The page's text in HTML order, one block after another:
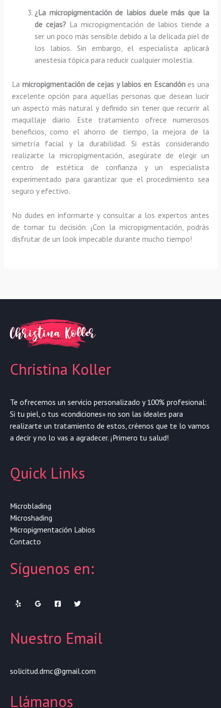
¿La micropigmentación de labios duele más que la
de cejas? La micropigmentación de labios tiende a
ser un poco más sensible debido a la delicada piel de
los labios. Sin embargo, el especialista aplicará
anestesia tópica para reducir cualquier molestia.
La micropigmentación de cejas y labios en Escandónes una
excelente opción para aquellas personas que desean lucir
un aspecto más natural y definido sin tener que recurrir al
maquillaje diario. Este tratamiento ofrece numerosos
beneficios, como el ahorro de tiempo, la mejora de la
simetría facial y la durabilidad. Si estás considerando
realizarte la micropigmentación, asegúrate de elegir un
centro de estética de confianza y un especialista
experimentado para garantizar que el procedimiento sea
seguro y efectivo.
No dudes en informarte y consultar a los expertos antes
de tomar tu decisión. ¡Con la micropigmentación, podrás
disfrutar de un look impecable durante mucho tiempo!
Christina Koller
Te ofrecemos un servicio personalizado y 100% profesional:
Si tu piel, o tus «condiciones» no son las ideales para
realizarte un tratamiento de estos, créenos que te lo vamos
a decir y no lo vas a agradecer. ¡Primero tu salud!
Quick Links
Microblading
Microshading
Micropigmentación Labios
Contacto
Síguenos en:
Nuestro Email
solicitud.dmc@gmail.com
Llámanos